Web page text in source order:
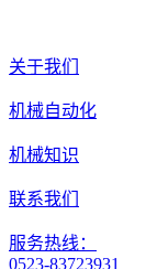
关于我们
机械自动化
机械知识
联系我们
服务热线：
0523-83723931